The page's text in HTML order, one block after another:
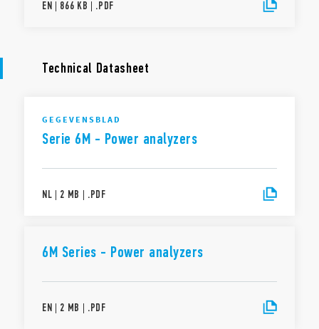
EN | 866 KB | .PDF
Technical Datasheet
GEGEVENSBLAD
Serie 6M - Power analyzers
NL | 2 MB | .PDF
6M Series - Power analyzers
EN | 2 MB | .PDF